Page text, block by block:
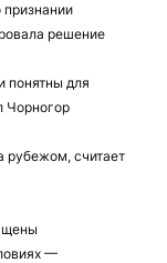
признании
решение
понятны для
Чорногор
рубежом, считает
—